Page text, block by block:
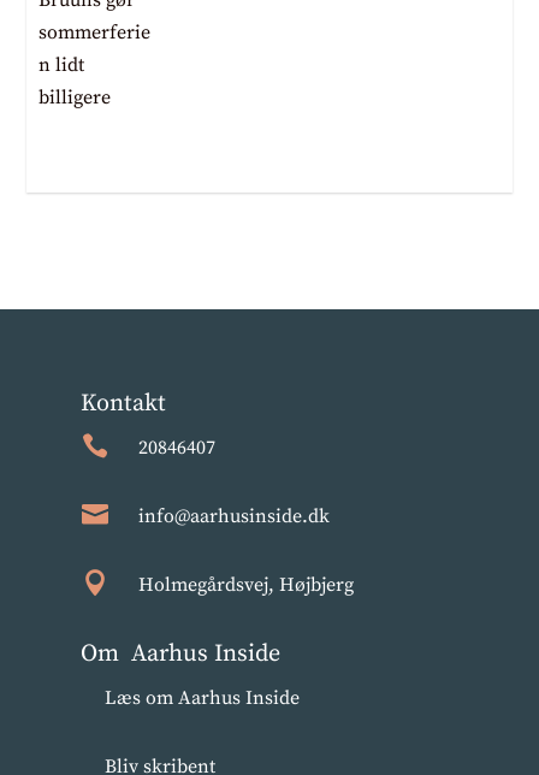
Kontakt
 20846407
 info@aarhusinside.dk
 Holmegårdsvej, Højbjerg
Om Aarhus Inside
Læs om Aarhus Inside
Bliv skribent